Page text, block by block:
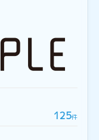
125件